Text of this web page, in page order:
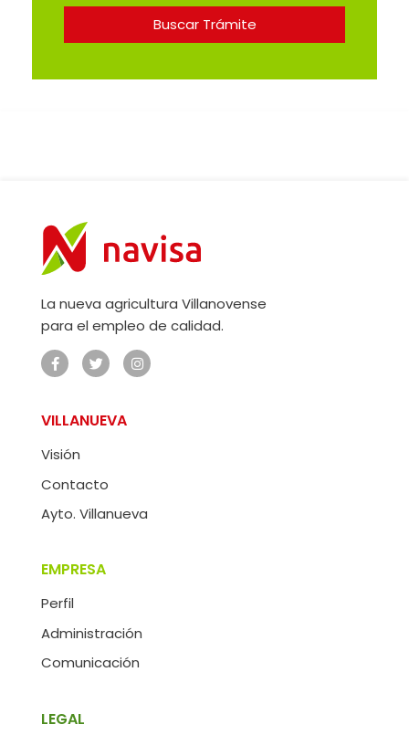
La nueva agricultura Villanovense
para el empleo de calidad.
VILLANUEVA
Visión
Contacto
Ayto. Villanueva
EMPRESA
Perfil
Administración
Comunicación
LEGAL